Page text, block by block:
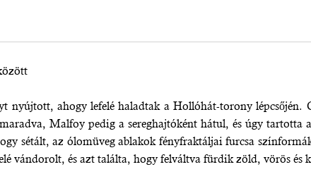
nyújtott, ahogy lefelé haladtak a Hollóhát-torony lépcsőjén.
Malfoy pedig a sereghajtóként hátul, és úgy
sétált, az ólomüveg ablakok fényfraktáljai furcsa
vándorolt, és azt találta, hogy felváltva fürdik zöld, vörös és